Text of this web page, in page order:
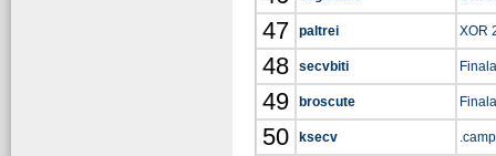
47 paltrei XOR
48 secvbiti
49 broscute
50 ksecv